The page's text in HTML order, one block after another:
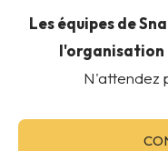
Les équipes de
l'organisation
N'attendez